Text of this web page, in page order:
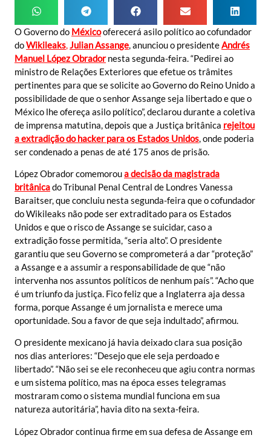
O Governo do Méxicooferecerá asilo político ao cofundador
doWikileaks Julian Assange , anunciou o presidenteAndrés
Manuel López Obradornesta segunda-feira. “Pedirei ao
ministro de Relações Exteriores que efetue os trâmites
pertinentes para que se solicite ao Governo do Reino Unido a
possibilidade de que o senhor Assange seja libertado e que o
México lhe ofereça asilo político”, declarou durante a coletiva
de imprensa matutina, depois que a Justiça britânica rejeitou
a extradição do hacker para os Estados Unidos , onde poderia
ser condenado a penas de até 175 anos de prisão.
López Obrador comemoroua decisão da magistrada
britânicado Tribunal Penal Central de Londres Vanessa
Baraitser, que concluiu nesta segunda-feira que o cofundador
do Wikileaks não pode ser extraditado para os Estados
Unidos e que o risco de Assange se suicidar, caso a
extradição fosse permitida, “seria alto”. O presidente
garantiu que seu Governo se comprometerá a dar “proteção”
a Assange e a assumir a responsabilidade de que “não
intervenha nos assuntos políticos de nenhum país”. “Acho que
é um triunfo da justiça. Fico feliz que a Inglaterra aja dessa
forma, porque Assange é um jornalista e merece uma
oportunidade. Sou a favor de que seja indultado”, afirmou.
O presidente mexicano já havia deixado clara sua posição
nos dias anteriores: “Desejo que ele seja perdoado e
libertado”. “Não sei se ele reconheceu que agiu contra normas
e um sistema político, mas na época esses telegramas
mostraram como o sistema mundial funciona em sua
natureza autoritária”, havia dito na sexta-feira.
López Obrador continua firme em sua defesa de Assange em